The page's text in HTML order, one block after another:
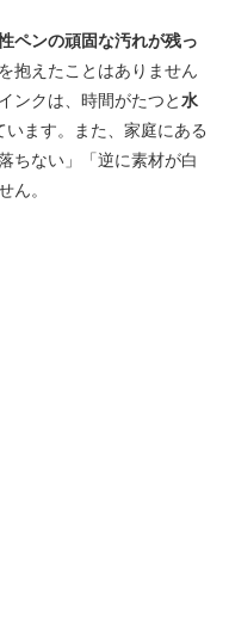
ペンの頑固な汚れが残っ
抱えたことはありません
ンクは、時間がたつと水
います。また、家庭にある
ちない」「逆に素材が白
ん。